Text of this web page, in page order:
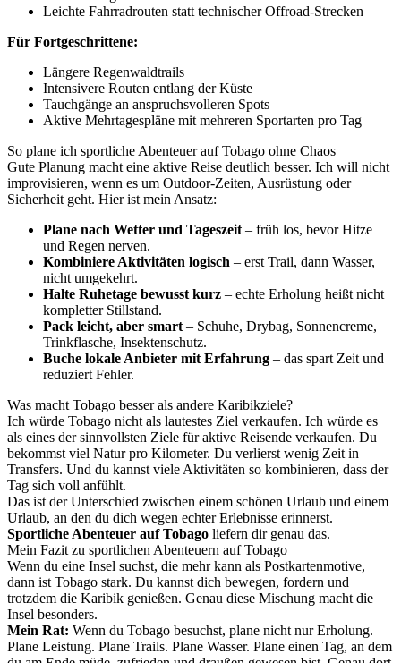
Leichte Fahrradrouten statt technischer Offroad-Strecken
Für Fortgeschrittene:
Längere Regenwaldtrails
Intensivere Routen entlang der Küste
Tauchgänge an anspruchsvolleren Spots
Aktive Mehrtagespläne mit mehreren Sportarten pro Tag
So plane ich sportliche Abenteuer auf Tobago ohne Chaos
Gute Planung macht eine aktive Reise deutlich besser. Ich will nicht
improvisieren, wenn es um Outdoor-Zeiten, Ausrüstung oder
Sicherheit geht. Hier ist mein Ansatz:
Plane nach Wetter und Tageszeit – früh los, bevor Hitze
und Regen nerven.
Kombiniere Aktivitäten logisch – erst Trail, dann Wasser,
nicht umgekehrt.
Halte Ruhetage bewusst kurz – echte Erholung heißt nicht
kompletter Stillstand.
Pack leicht, aber smart – Schuhe, Drybag, Sonnencreme,
Trinkflasche, Insektenschutz.
Buche lokale Anbieter mit Erfahrung – das spart Zeit und
reduziert Fehler.
Was macht Tobago besser als andere Karibikziele?
Ich würde Tobago nicht als lautestes Ziel verkaufen. Ich würde es
als eines der sinnvollsten Ziele für aktive Reisende verkaufen. Du
bekommst viel Natur pro Kilometer. Du verlierst wenig Zeit in
Transfers. Und du kannst viele Aktivitäten so kombinieren, dass der
Tag sich voll anfühlt.
Das ist der Unterschied zwischen einem schönen Urlaub und einem
Urlaub, an den du dich wegen echter Erlebnisse erinnerst.
Sportliche Abenteuer auf Tobago liefern dir genau das.
Mein Fazit zu sportlichen Abenteuern auf Tobago
Wenn du eine Insel suchst, die mehr kann als Postkartenmotive,
dann ist Tobago stark. Du kannst dich bewegen, fordern und
trotzdem die Karibik genießen. Genau diese Mischung macht die
Insel besonders.
Mein Rat: Wenn du Tobago besuchst, plane nicht nur Erholung.
Plane Leistung. Plane Trails. Plane Wasser. Plane einen Tag, an dem